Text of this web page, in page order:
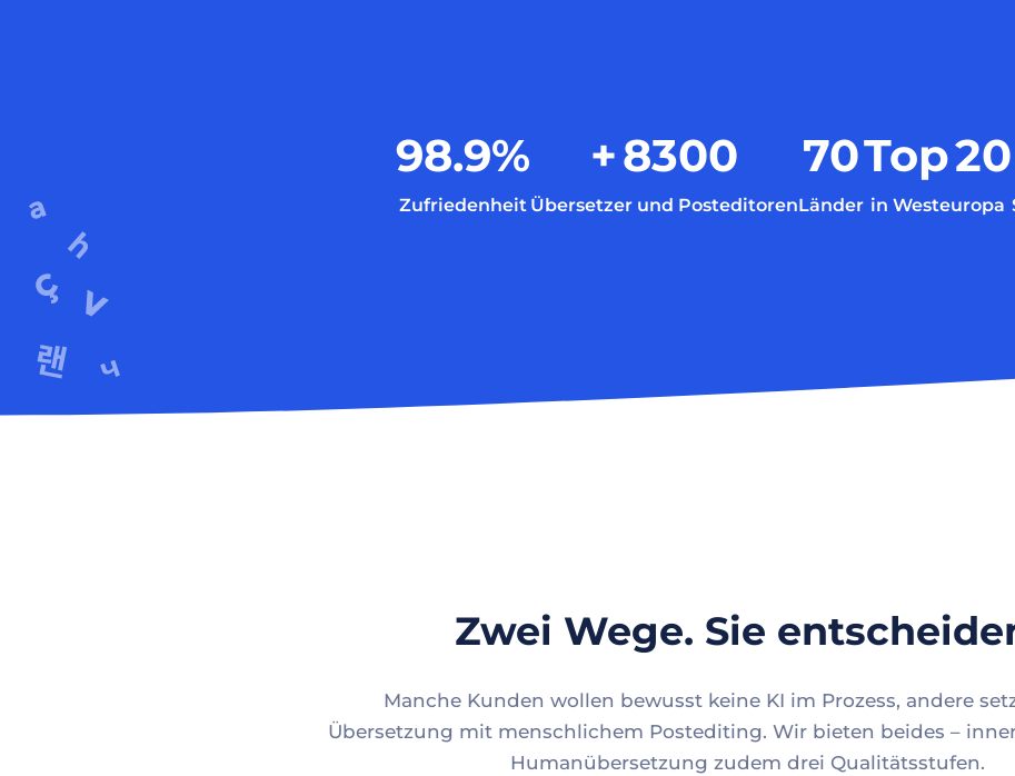
98.9%
Zufriedenheit
+8300
Übersetzer und Posteditoren
70
Länder
Top20
in Westeuropa
Zwei Wege. Sie
Manche Kunden wollen bewusst keine KI im Prozess, andere
Übersetzung mit menschlichem Postediting. Wir bieten beides –
Humanübersetzung zudem drei Qualitätsstufen.